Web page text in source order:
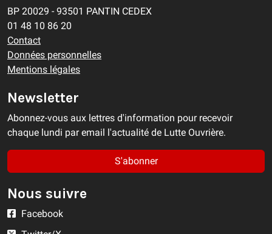
BP 20029 - 93501 PANTIN CEDEX
01 48 10 86 20
Contact
Données personnelles
Mentions légales
Newsletter
Abonnez-vous aux lettres d'information pour recevoir
chaque lundi par email l'actualité de Lutte Ouvrière.
S'abonner
Nous suivre
Facebook